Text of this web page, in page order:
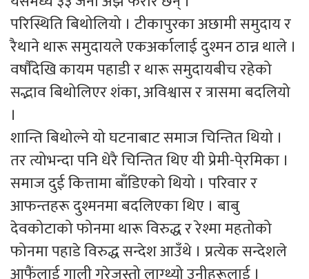
परिस्थिति बिथोलियो । टीकापुरका अछामी समुदाय र
रैथाने थारू समुदायले एकअर्कालाई दुश्मन ठान्न थाले ।
वर्षाैंदेखि कायम पहाडी र थारू समुदायबीच रहेको
सद्भाव बिथोलिएर शंका, अविश्वास र त्रासमा बदलियो
।
शान्ति बिथोल्ने यो घटनाबाट समाज चिन्तित थियो ।
तर त्योभन्दा पनि धेरै चिन्तित थिए यी प्रेमी-पे्रमिका ।
समाज दुई कित्तामा बाँडिएको थियो । परिवार र
आफन्तहरू दुश्मनमा बदलिएका थिए । बाबु
देवकोटाको फोनमा थारू विरुद्ध र रेश्मा महतोको
फोनमा पहाडे विरुद्ध सन्देश आउँथे । प्रत्येक सन्देशले